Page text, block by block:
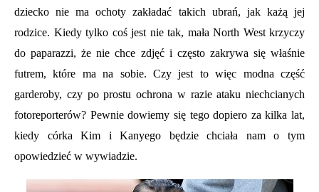
dziecko nie ma ochoty zakładać takich ubrań, jak każą jej
rodzice. Kiedy tylko coś jest nie tak, mała North West krzyczy
do paparazzi, że nie chce zdjęć i często zakrywa się właśnie
futrem, które ma na sobie. Czy jest to więc modna część
garderoby, czy po prostu ochrona w razie ataku niechcianych
fotoreporterów? Pewnie dowiemy się tego dopiero za kilka lat,
kiedy córka Kim i Kanyego będzie chciała nam o tym
opowiedzieć w wywiadzie.